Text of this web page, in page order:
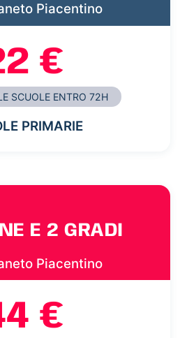
Piacentino
€
SCUOLE ENTRO 72H
PRIMARIE
E 2 GRADI
Piacentino
€